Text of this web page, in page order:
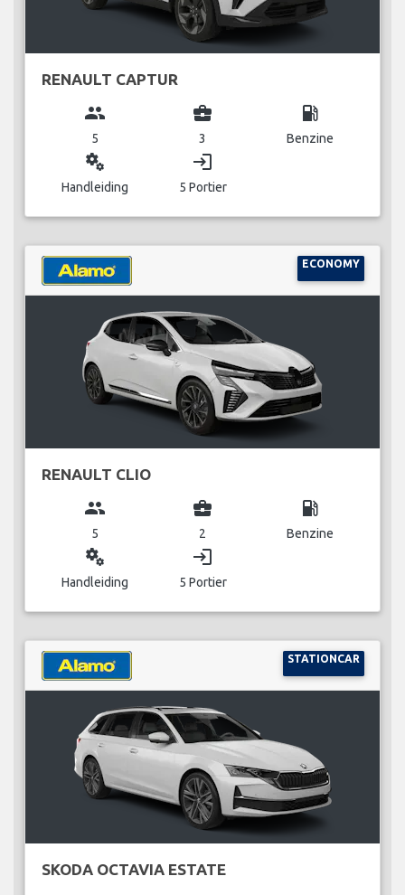
RENAULT CAPTUR
group
5
business_center
3
local_gas_station
Benzine
miscellaneous_services
Handleiding
login
5 Portier
ECONOMY
RENAULT CLIO
group
5
business_center
2
local_gas_station
Benzine
miscellaneous_services
Handleiding
login
5 Portier
STATIONCAR
SKODA OCTAVIA ESTATE